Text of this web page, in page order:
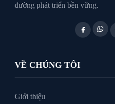
đường phát triển bền vững.
VỀ CHÚNG TÔI
Giới thiệu